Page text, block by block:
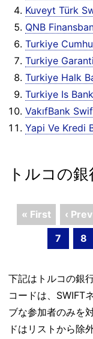
Kuveyt Türk
QNB
Turkiye
Turkiye
Turkiye Halk
Turkiye Is
VakıfBank
Yapi Ve Kredi
トルコの
« First ‹ Prev
7
8
下記はトルコの銀
コードは、SWIFT
ブな参加者のみを
ドはリストから除